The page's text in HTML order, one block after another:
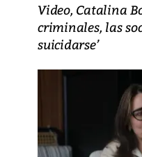
Video, Catalina
criminales, las
suicidarse’